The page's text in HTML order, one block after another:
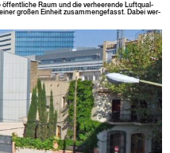
öffentliche Raum und die ver­heerende Luftqual­
großen Ein­heit zusam­menge­fasst. Dabei wer­